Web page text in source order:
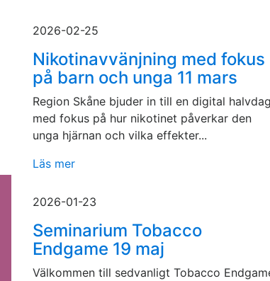
2026-02-25
Nikotinavvänjning med fokus
på barn och unga 11 mars
Region Skåne bjuder in till en digital halvdag
med fokus på hur nikotinet påverkar den
unga hjärnan och vilka effekter...
Läs mer
2026-01-23
Seminarium Tobacco
Endgame 19 maj
Välkommen till sedvanligt Tobacco